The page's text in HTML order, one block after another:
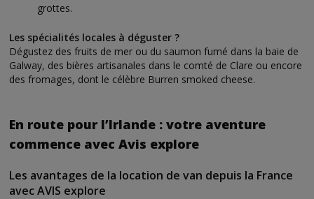
grottes.
Les spécialités locales à déguster ?
Dégustez des fruits de mer ou du saumon fumé dans la baie de
Galway, des bières artisanales dans le comté de Clare ou encore
des fromages, dont le célèbre Burren smoked cheese.
En route pour l’Irlande : votre aventure
commence avec Avis explore
Les avantages de la location de van depuis la France
avec AVIS explore